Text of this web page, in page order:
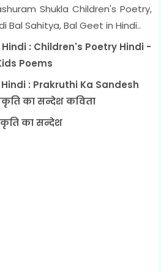
Shukla Children's Poetry,
Bal Sahitya, Bal Geet in Hindi..
: Children's Poetry Hindi -
Poems
: Prakruthi Ka Sandesh
का सन्देश कविता
का सन्देश